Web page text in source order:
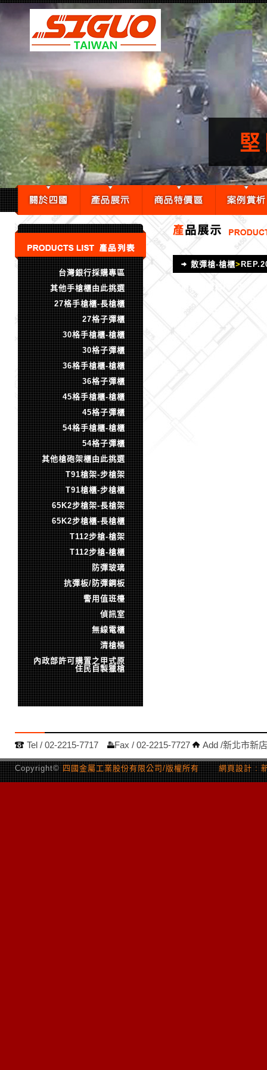
台灣銀行採購專區
其他手槍櫃由此挑選
27格手槍櫃-長槍櫃
27格子彈櫃
30格手槍櫃-槍櫃
30格子彈櫃
36格手槍櫃-槍櫃
36格子彈櫃
45格手槍櫃-槍櫃
45格子彈櫃
54格手槍櫃-槍櫃
54格子彈櫃
其他槍砲架櫃由此挑選
T91槍架-步槍架
T91槍櫃-步槍櫃
65K2步槍架-長槍架
65K2步槍櫃-長槍櫃
T112步槍-槍架
T112步槍-槍櫃
防彈玻璃
抗彈板/防彈鋼板
警用值班檯
偵訊室
無線電櫃
清槍桶
內政部許可購置之甲式原
住民自製獵槍
散彈槍-槍櫃>
目前尚無資料!
Tel / 02-2215-7717 Fax / 02-2215-7727 Add /新北市新
Copyright© 四國金屬工業股份有限公司/版權所有 網頁設計 :